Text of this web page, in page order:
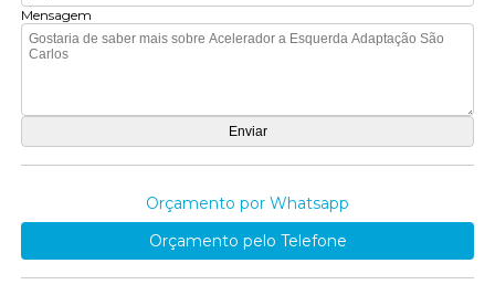
Mensagem
Orçamento por Whatsapp
Orçamento pelo Telefone